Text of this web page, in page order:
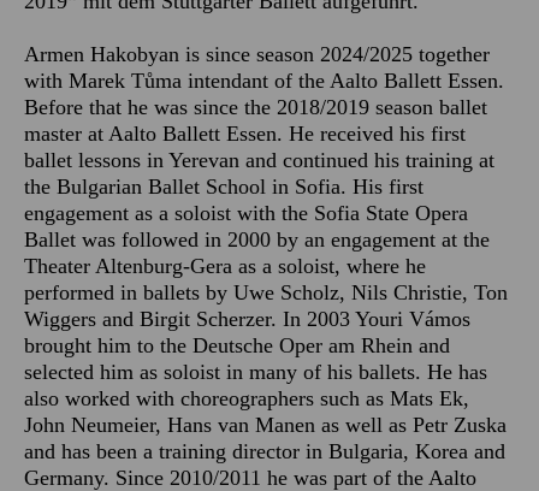
Armen Hakobyan is since season 2024/2025 together
with Marek Tůma intendant of the Aalto Ballett Essen.
Before that he was since the 2018/2019 season ballet
master at Aalto Ballett Essen. He received his first
ballet lessons in Yerevan and continued his training at
the Bulgarian Ballet School in Sofia. His first
engagement as a soloist with the Sofia State Opera
Ballet was followed in 2000 by an engagement at the
Theater Altenburg-Gera as a soloist, where he
performed in ballets by Uwe Scholz, Nils Christie, Ton
Wiggers and Birgit Scherzer. In 2003 Youri Vámos
brought him to the Deutsche Oper am Rhein and
selected him as soloist in many of his ballets. He has
also worked with choreographers such as Mats Ek,
John Neumeier, Hans van Manen as well as Petr Zuska
and has been a training director in Bulgaria, Korea and
Germany. Since 2010/2011 he was part of the Aalto